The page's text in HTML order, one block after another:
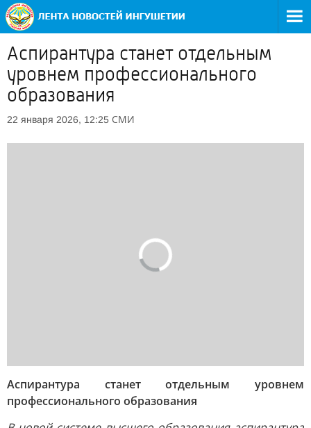
Аспирантура станет отдельным
уровнем профессионального
образования
22 января 2026, 12:25 СМИ
Аспирантура станет отдельным уровнем
профессионального образования